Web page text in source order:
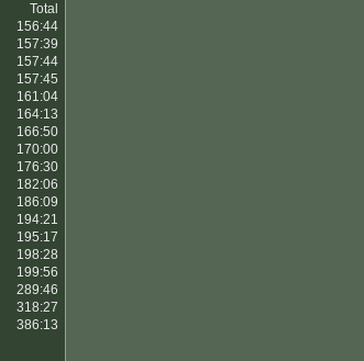
Total
156:44
157:39
157:44
157:45
161:04
164:13
166:50
170:00
176:30
182:06
186:09
194:21
195:17
198:28
199:56
289:46
318:27
386:13